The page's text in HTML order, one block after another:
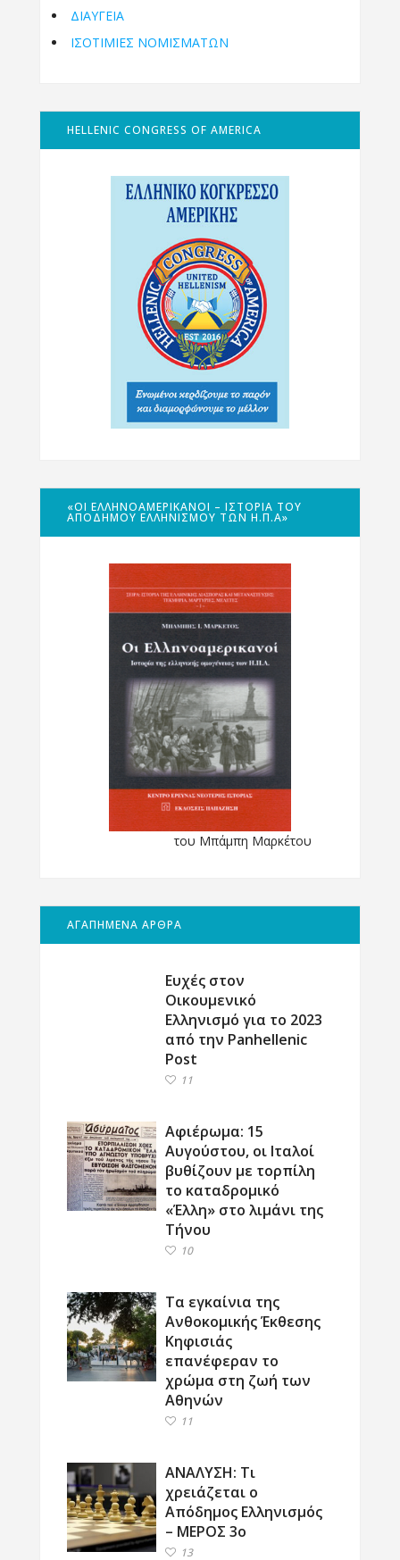
ΔΙΑΥΓΕΙΑ
ΙΣΟΤΙΜΙΕΣ ΝΟΜΙΣΜΑΤΩΝ
HELLENIC CONGRESS OF AMERICA
«ΟΙ ΕΛΛΗΝΟΑΜΕΡΙΚΑΝΟΊ – ΙΣΤΟΡΊΑ ΤΟΥ
ΑΠΌΔΗΜΟΥ ΕΛΛΗΝΙΣΜΟΎ ΤΩΝ Η.Π.Α»
του Μπάμπη Μαρκέτου
ΑΓΑΠΗΜΕΝΑ ΑΡΘΡΑ
Ευχές στον
Οικουμενικό
Ελληνισμό για το 2023
από την Panhellenic
Post
11
Αφιέρωμα: 15
Αυγούστου, οι Ιταλοί
βυθίζουν με τορπίλη
το καταδρομικό
«Έλλη» στο λιμάνι της
Τήνου
10
Τα εγκαίνια της
Ανθοκομικής Έκθεσης
Κηφισιάς
επανέφεραν το
χρώμα στη ζωή των
Αθηνών
11
ΑΝΑΛΥΣΗ: Τι
χρειάζεται ο
Απόδημος Ελληνισμός
– ΜΕΡΟΣ 3ο
13